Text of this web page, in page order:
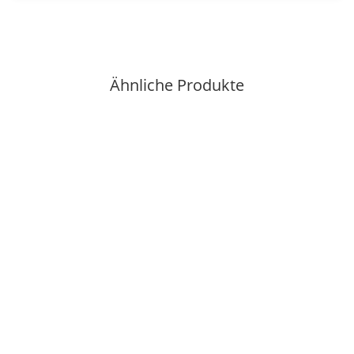
Ähnliche Produkte